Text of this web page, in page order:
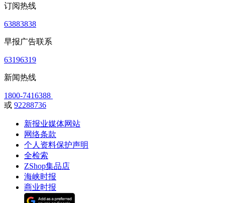
订阅热线
63883838
早报广告联系
63196319
新闻热线
1800-7416388
或 92288736
新报业媒体网站
网络条款
个人资料保护声明
全检索
ZShop集品店
海峡时报
商业时报